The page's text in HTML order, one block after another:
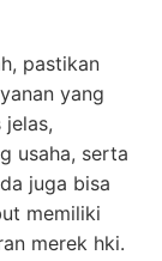
pastikan
yang
usaha, serta
juga bisa
memiliki
merek hki.